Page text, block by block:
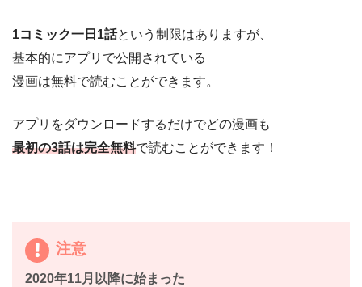
1コミック一日1話という制限はありますが、
基本的にアプリで公開されている
漫画は無料で読むことができます。
アプリをダウンロードするだけでどの漫画も
最初の3話は完全無料で読むことができます！
注意
2020年11月以降に始まった